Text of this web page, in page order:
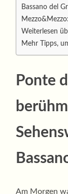
Bassano del
Weiterlesen
Mehr Tipps,
Ponte
Am Morgen